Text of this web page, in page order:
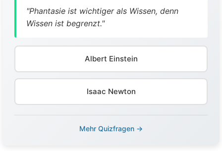
"Phantasie ist wichtiger als Wissen, denn
Wissen ist begrenzt."
Albert Einstein
Isaac Newton
Mehr Quizfragen →